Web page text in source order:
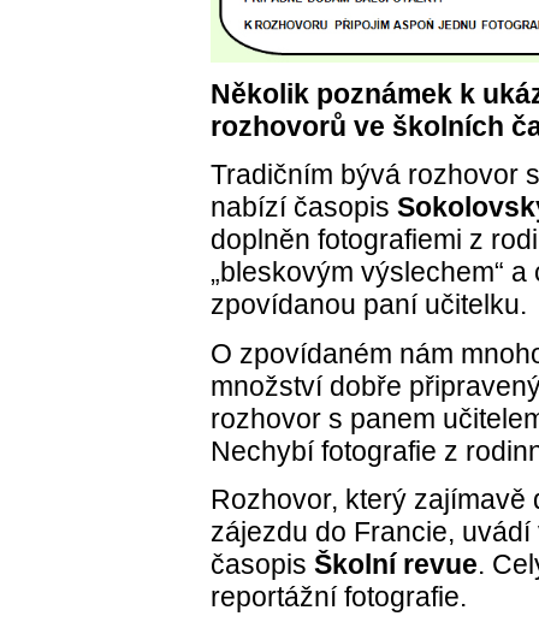
Několik poznámek k
rozhovorů ve školních
Tradičním bývá rozhovor
nabízí časopis
doplněn fotografiemi z
„bleskovým výslechem“
zpovídanou paní učitelku.
O zpovídaném nám
množství dobře
rozhovor s panem
Nechybí fotografie z
Rozhovor, který zajímavě
zájezdu do Francie, uvádí
časopis Školní revue.
reportážní fotografie.